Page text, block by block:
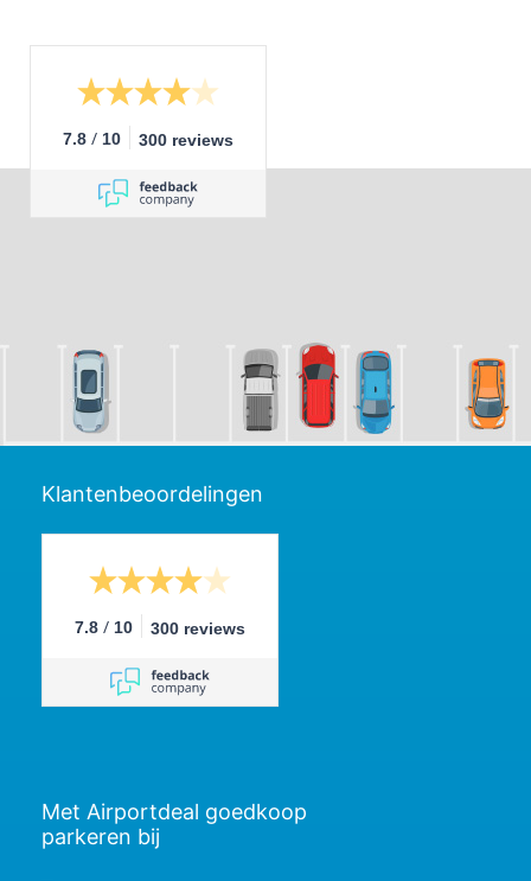
7.8 / 10 300 reviews
Klantenbeoordelingen
7.8 / 10 300 reviews
Met Airportdeal goedkoop
parkeren bij